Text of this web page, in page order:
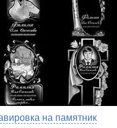
на памятник